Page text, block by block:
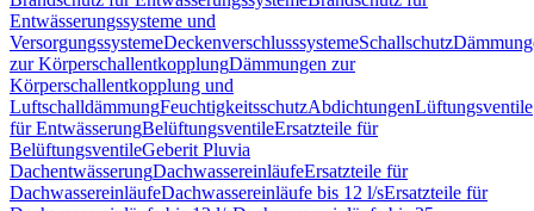
Entwässerungssysteme und
VersorgungssystemeDeckenverschlusssystemeSchallschutz
zur KörperschallentkopplungDämmungen zur
Körperschallentkopplung und
LuftschalldämmungFeuchtigkeitsschutzAbdichtungenLüftungsventile
für EntwässerungBelüftungsventileErsatzteile für
BelüftungsventileGeberit Pluvia
DachentwässerungDachwassereinläufeErsatzteile für
DachwassereinläufeDachwassereinläufe bis 12 l/sErsatzteile für